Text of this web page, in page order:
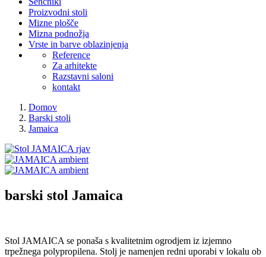
Proizvodni stoli
Mizne plošče
Mizna podnožja
Vrste in barve oblazinjenja
Reference
Za arhitekte
Razstavni saloni
kontakt
Domov
Barski stoli
Jamaica
barski stol Jamaica
Stol JAMAICA se ponaša s kvalitetnim ogrodjem iz izjemno
trpežnega polypropilena. Stolj je namenjen redni uporabi v lokalu ob